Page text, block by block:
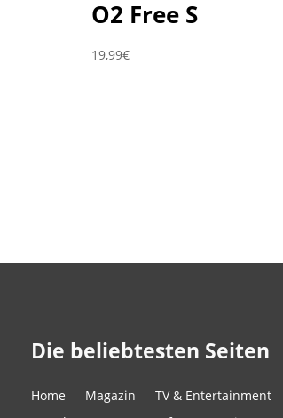
O2 Free S
19,99€
Die beliebtesten Seiten
Home Magazin
TV & Entertainment